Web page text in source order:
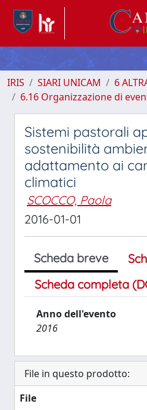
IRIS SIARI UNICAM
6
6.16 Organizzazione di
Sistemi pastorali
sostenibilità
adattamento ai
climatici
SCOCCO, Paola
2016-01-01
Scheda breve
Scheda completa
Anno dell'evento
2016
File in questo prodotto:
File